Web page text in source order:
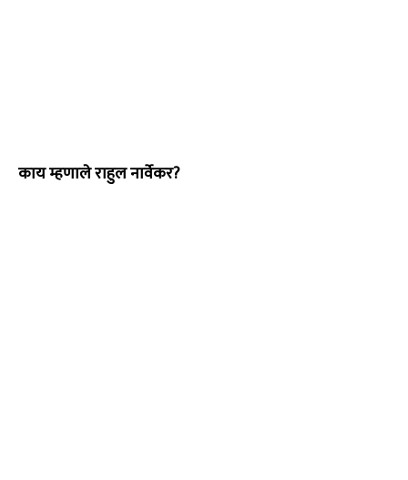
काय म्हणाले राहुल नार्वेकर?